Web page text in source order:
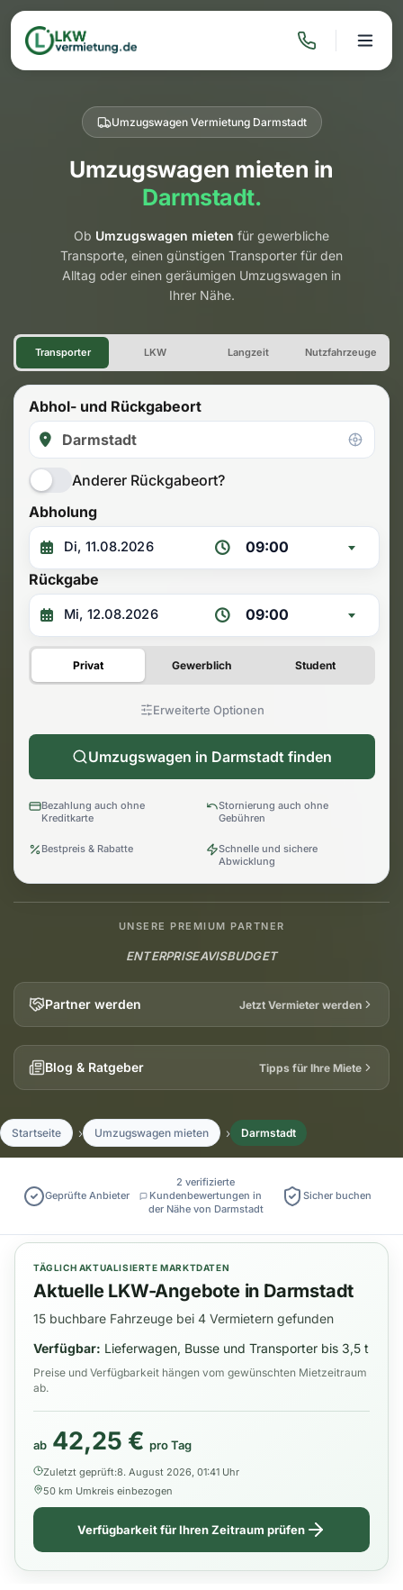
Umzugswagen Vermietung Darmstadt
Umzugswagen mieten in
Darmstadt.
Ob Umzugswagen mieten für gewerbliche
Transporte, einen günstigen Transporter für den
Alltag oder einen geräumigen Umzugswagen in
Ihrer Nähe.
Umzugswagen Vermietung
Transporter LKW Langzeit Nutzfahrzeuge
Abhol- und Rückgabeort
Anderer Rückgabeort?
Abholung
09:00
Rückgabe
09:00
Privat Gewerblich Student
Erweiterte Optionen
Umzugswagen in Darmstadt finden
Bezahlung auch ohne
Kreditkarte
Stornierung auch ohne
Gebühren
Bestpreis & Rabatte
Schnelle und sichere
Abwicklung
UNSERE PREMIUM PARTNER
ENTERPRISEAVISBUDGET
Partner werden Jetzt Vermieter werden
Blog & Ratgeber Tipps für Ihre Miete
Startseite Umzugswagen mieten Darmstadt
Geprüfte Anbieter
2 verifizierte
Kundenbewertungen in
der Nähe von Darmstadt
Sicher buchen
TÄGLICH AKTUALISIERTE MARKTDATEN
Aktuelle LKW-Angebote in Darmstadt
15 buchbare Fahrzeuge bei 4 Vermietern gefunden
Verfügbar: Lieferwagen, Busse und Transporter bis 3,5 t
Preise und Verfügbarkeit hängen vom gewünschten Mietzeitraum
ab.
ab 42,25 € pro Tag
Zuletzt geprüft:8. August 2026, 01:41 Uhr
50 km Umkreis einbezogen
Verfügbarkeit für Ihren Zeitraum prüfen